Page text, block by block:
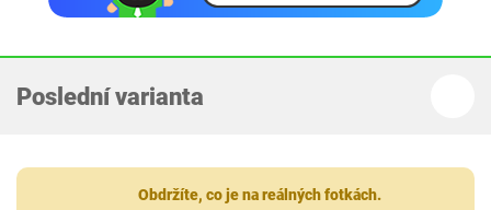
Poslední varianta
Obdržíte, co je na reálných fotkách.